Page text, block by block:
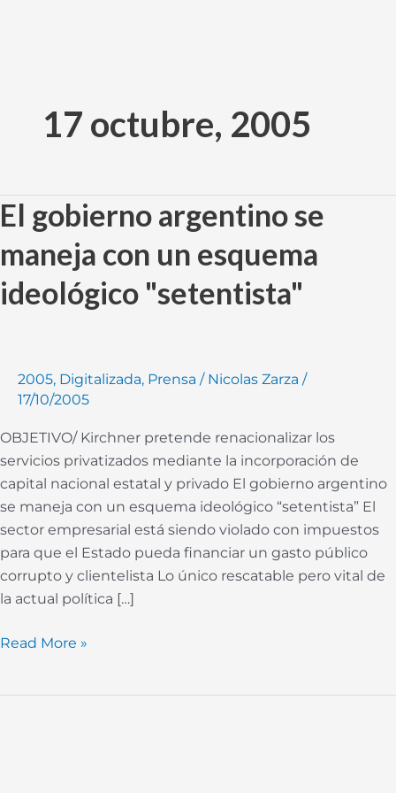
contenido17 octubre, 2005
El gobierno argentino se
maneja con un esquema
ideológico "setentista"
2005, Digitalizada, Prensa / Nicolas Zarza /
17/10/2005
OBJETIVO/ Kirchner pretende renacionalizar los
servicios privatizados mediante la incorporación de
capital nacional estatal y privado El gobierno argentino
se maneja con un esquema ideológico “setentista” El
sector empresarial está siendo violado con impuestos
para que el Estado pueda financiar un gasto público
corrupto y clientelista Lo único rescatable pero vital de
la actual política […]
El
gobierno
argentino
maneja
ideológico
Read More »